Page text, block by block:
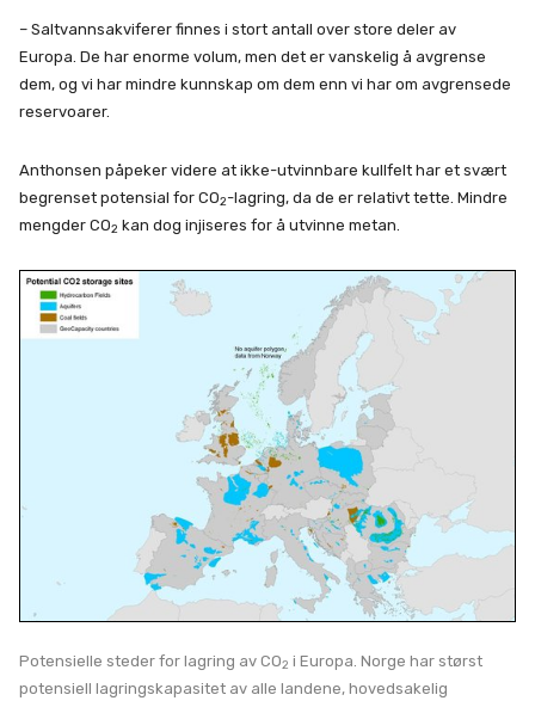
– Saltvannsakviferer finnes i stort antall over store deler av
Europa. De har enorme volum, men det er vanskelig å avgrense
dem, og vi har mindre kunnskap om dem enn vi har om avgrensede
reservoarer.
Anthonsen påpeker videre at ikke-utvinnbare kullfelt har et svært
begrenset potensial for CO2-lagring, da de er relativt tette. Mindre
mengder CO2 kan dog injiseres for å utvinne metan.
Potensielle steder for lagring av CO2 i Europa. Norge har størst
potensiell lagringskapasitet av alle landene, hovedsakelig